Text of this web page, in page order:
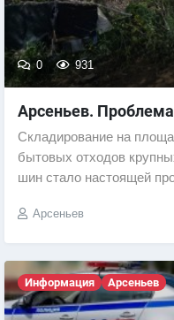
0 931
Арсеньев.
Складирование на
бытовых отходов
шин стало настоящей
Арсеньев
Информация Арсеньев